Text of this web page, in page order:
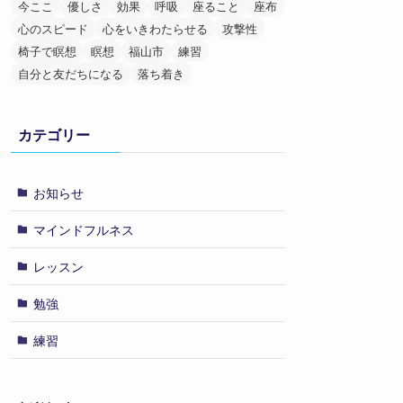
今ここ 優しさ 効果 呼吸 座ること
座布
心のスピード
心をいきわたらせる
攻撃性
椅子で瞑想
瞑想 福山市
練習
自分と友だちになる
落ち着き
カテゴリー
お知らせ
マインドフルネス
レッスン
勉強
練習